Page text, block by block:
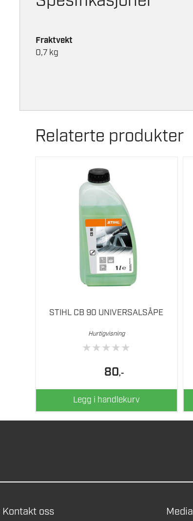
Fraktvekt
0,7 kg
Relaterte produkter
STIHL CB 90 UNIVERSALSÅPE
Hurtigvisning
★★★★★
80,-
Legg i handlekurv
Kontakt oss Media